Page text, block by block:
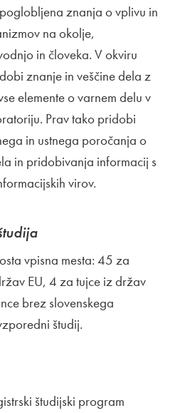
znanja o vplivu in
na okolje,
in človeka. V okviru
znanje in veščine dela z
elemente o varnem delu v
Prav tako pridobi
in ustnega poročanja o
in pridobivanja informacij s
virov.
vpisna mesta: 45 za
EU, 4 za tujce iz držav
brez slovenskega
študij.
študijski program